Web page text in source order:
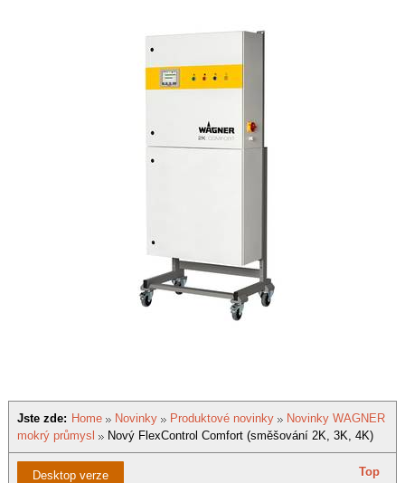
Jste zde: Home Novinky Produktové novinky
Novinky WAGNER
mokrý průmysl
Nový FlexControl Comfort (směšování 2K, 3K, 4K)
Desktop verze Top